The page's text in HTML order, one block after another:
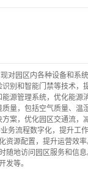
对园区内各种设备和系
别和智能门禁等技术
源管理系统，优化能
量，包括空气质量、
案，优化园区交通流
务流程数字化，提升工
资源配置，提升运营效
随地访问园区服务和信
发等。